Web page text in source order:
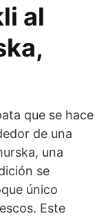
al
que se hace
de una
una
se
único
Este